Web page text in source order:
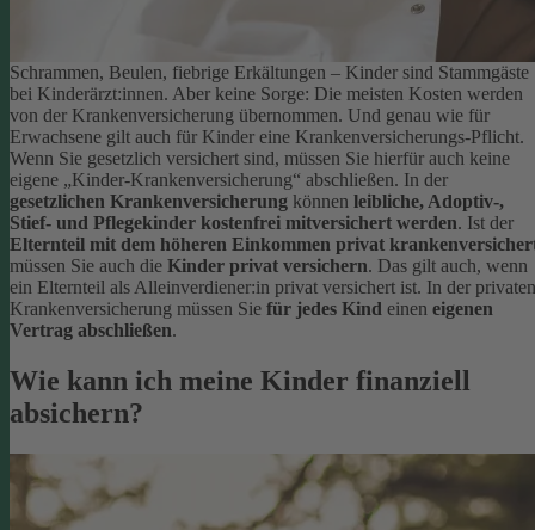
Schrammen, Beulen, fiebrige Erkältungen – Kinder sind Stammgäste
bei Kinderärzt:innen. Aber keine Sorge: Die meisten Kosten werden
von der Krankenversicherung übernommen. Und genau wie für
Erwachsene gilt auch für Kinder eine Krankenversicherungs-Pflicht.
Wenn Sie gesetzlich versichert sind, müssen Sie hierfür auch keine
eigene „Kinder-Krankenversicherung“ abschließen. In der
gesetzlichen Krankenversicherung können leibliche, Adoptiv-,
Stief- und Pflegekinder kostenfrei mitversichert werden. Ist der
Elternteil mit dem höheren Einkommen privat
müssen Sie auch die Kinder privat versichern. Das gilt auch, wenn
ein Elternteil als Alleinverdiener:in privat versichert ist. In der privaten
Krankenversicherung müssen Sie für jedes Kind einen eigenen
Vertrag abschließen.
Wie kann ich meine Kinder finanziell
absichern?